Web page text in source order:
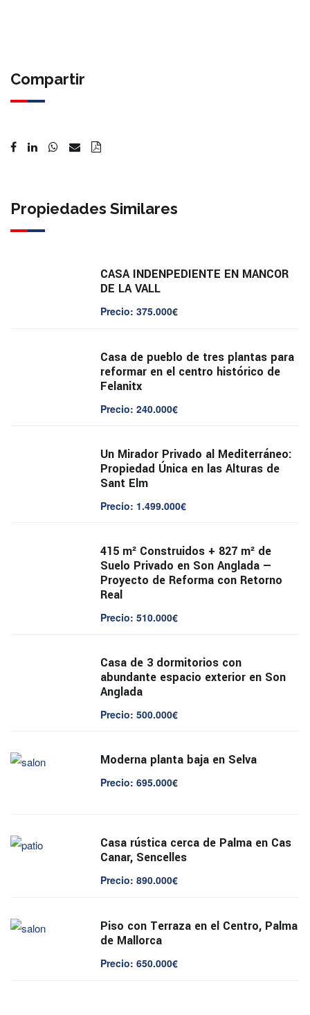
Compartir
Propiedades Similares
CASA INDENPEDIENTE EN MANCOR
DE LA VALL
Precio: 375.000€
Casa de pueblo de tres plantas para
reformar en el centro histórico de
Felanitx
Precio: 240.000€
Un Mirador Privado al Mediterráneo:
Propiedad Única en las Alturas de
Sant Elm
Precio: 1.499.000€
415 m² Construidos + 827 m² de
Suelo Privado en Son Anglada —
Proyecto de Reforma con Retorno
Real
Precio: 510.000€
Casa de 3 dormitorios con
abundante espacio exterior en Son
Anglada
Precio: 500.000€
Moderna planta baja en Selva
Precio: 695.000€
Casa rústica cerca de Palma en Cas
Canar, Sencelles
Precio: 890.000€
Piso con Terraza en el Centro, Palma
de Mallorca
Precio: 650.000€